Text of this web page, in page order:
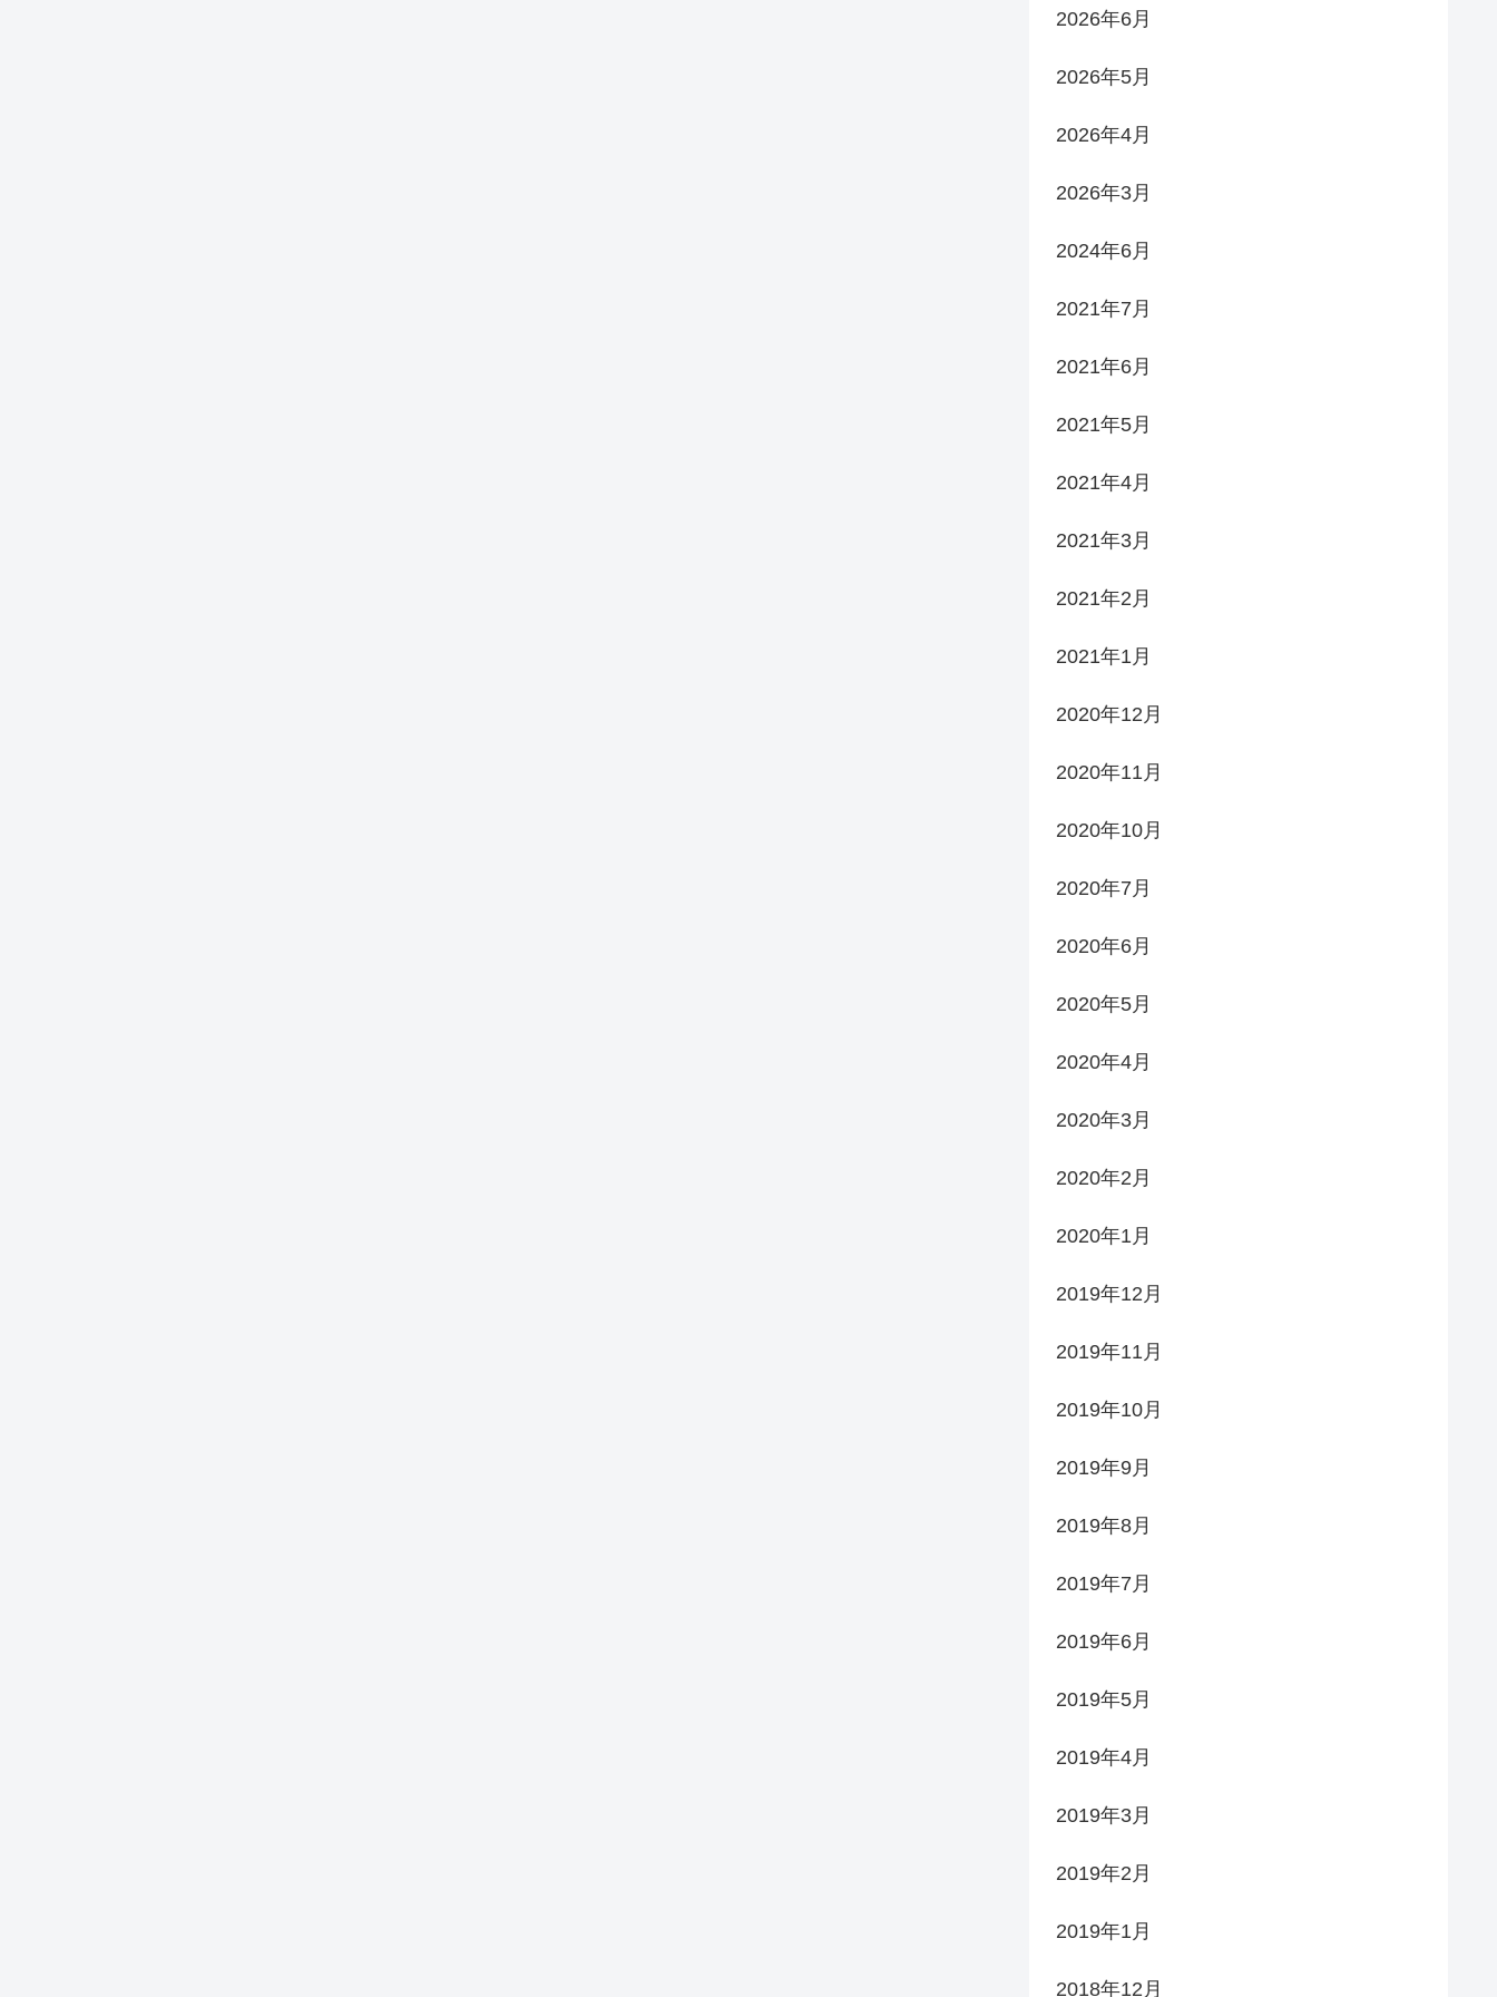
2026年6月
2026年5月
2026年4月
2026年3月
2024年6月
2021年7月
2021年6月
2021年5月
2021年4月
2021年3月
2021年2月
2021年1月
2020年12月
2020年11月
2020年10月
2020年7月
2020年6月
2020年5月
2020年4月
2020年3月
2020年2月
2020年1月
2019年12月
2019年11月
2019年10月
2019年9月
2019年8月
2019年7月
2019年6月
2019年5月
2019年4月
2019年3月
2019年2月
2019年1月
2018年12月